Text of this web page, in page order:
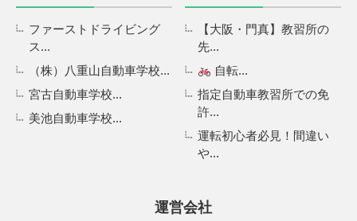
ファーストドライビング
ス...
（株）八重山自動車学校...
宮古自動車学校...
美池自動車学校...
【大阪・門真】教習所の
先...
自転...
指定自動車教習所での免
許...
運転初心者必見！間違い
や...
運営会社